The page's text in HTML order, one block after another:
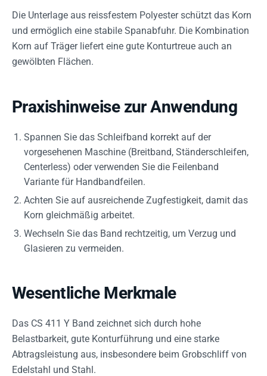
Die Unterlage aus reissfestem Polyester schützt das Korn
und ermöglich eine stabile Spanabfuhr. Die Kombination
Korn auf Träger liefert eine gute Konturtreue auch an
gewölbten Flächen.
Praxishinweise zur Anwendung
Spannen Sie das Schleifband korrekt auf der
vorgesehenen Maschine (Breitband, Ständerschleifen,
Centerless) oder verwenden Sie die Feilenband
Variante für Handbandfeilen.
Achten Sie auf ausreichende Zugfestigkeit, damit das
Korn gleichmäßig arbeitet.
Wechseln Sie das Band rechtzeitig, um Verzug und
Glasieren zu vermeiden.
Wesentliche Merkmale
Das CS 411 Y Band zeichnet sich durch hohe
Belastbarkeit, gute Konturführung und eine starke
Abtragsleistung aus, insbesondere beim Grobschliff von
Edelstahl und Stahl.